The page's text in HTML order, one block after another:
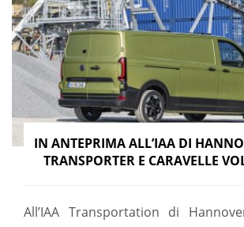
IN ANTEPRIMA ALL’IAA DI
TRANSPORTER E CARAVELLE
All’IAA Transportation di